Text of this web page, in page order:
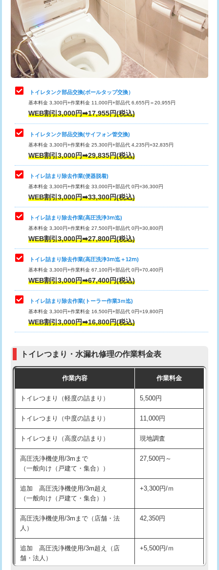
トイレタンク部品交換(ボールタップ交換）
基本料金 3,300円+作業料金 11,000円+部品代 6,655円＝20,955円
WEB割引3,000円➡17,955円(税込)
トイレタンク部品交換(サイフォン管交換)
基本料金 3,300円+作業料金 25,300円+部品代 4,235円=32,835円
WEB割引3,000円➡29,835円(税込)
トイレ詰まり除去作業(便器脱着)
基本料金 3,300円+作業料金 33,000円+部品代 0円=36,300円
WEB割引3,000円➡33,300円(税込)
トイレ詰まり除去作業(高圧洗浄3ⅿ迄)
基本料金 3,300円+作業料金 27,500円+部品代 0円=30,800円
WEB割引3,000円➡27,800円(税込)
トイレ詰まり除去作業(高圧洗浄3ⅿ迄＋12ⅿ)
基本料金 3,300円+作業料金 67,100円+部品代 0円=70,400円
WEB割引3,000円➡67,400円(税込)
トイレ詰まり除去作業(トーラー作業3ｍ迄)
基本料金 3,300円+作業料金 16,500円+部品代 0円=19,800円
WEB割引3,000円➡16,800円(税込)
トイレつまり・水漏れ修理の作業料金表
作業内容 作業料金
トイレつまり（軽度の詰まり） 5,500円
トイレつまり（中度の詰まり） 11,000円
トイレつまり（高度の詰まり） 現地調査
高圧洗浄機使用/3mまで
（一般向け（戸建て・集合））
27,500円～
追加 高圧洗浄機使用/3m超え
（一般向け（戸建て・集合））
+3,300円/ｍ
高圧洗浄機使用/3mまで（店舗・法
人）
42,350円
追加 高圧洗浄機使用/3m超え（店
舗・法人）
+5,500円/ｍ